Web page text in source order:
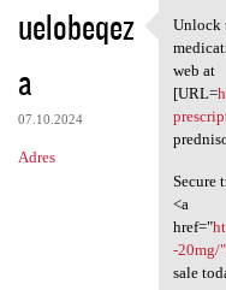
uelobeqez
a
07.10.2024
Adres
Unlock
web at
[URL=
Secure
<a
href="
-20mg/
sale